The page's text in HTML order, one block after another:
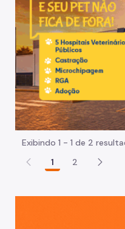
Exibindo 1 - 1 de 2
1
2